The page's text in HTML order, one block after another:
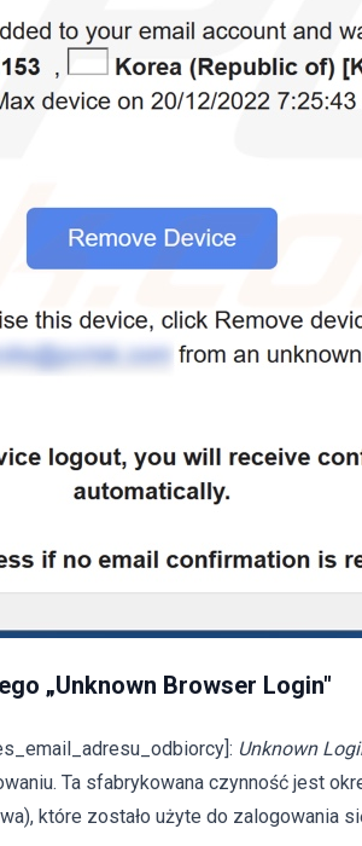
„Unknown Browser Login"
Unknown
Ta sfabrykowana czynność jest
które zostało użyte do zalogowania